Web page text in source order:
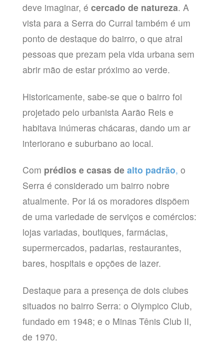
deve imaginar, é cercado de natureza. A
vista para a Serra do Curral também é um
ponto de destaque do bairro, o que atrai
pessoas que prezam pela vida urbana sem
abrir mão de estar próximo ao verde.
Historicamente, sabe-se que o bairro foi
projetado pelo urbanista Aarão Reis e
habitava inúmeras chácaras, dando um ar
interiorano e suburbano ao local.
Com prédios e casas de alto padrão, o
Serra é considerado um bairro nobre
atualmente. Por lá os moradores dispõem
de uma variedade de serviços e comércios:
lojas variadas, boutiques, farmácias,
supermercados, padarias, restaurantes,
bares, hospitais e opções de lazer.
Destaque para a presença de dois clubes
situados no bairro Serra: o Olympico Club,
fundado em 1948; e o Minas Tênis Club II,
de 1970.